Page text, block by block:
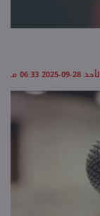
09-2025 06:33 مـ